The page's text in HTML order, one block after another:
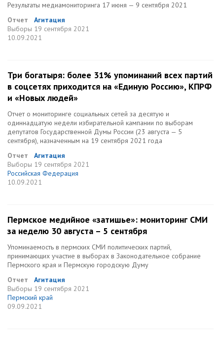
Результаты медиамониторинга 17 июня — 9 сентября 2021
Отчет
Агитация
Выборы 19 сентября 2021
10.09.2021
Три богатыря: более 31% упоминаний всех партий
в соцсетях приходится на «Единую Россию», КПРФ
и «Новых людей»
Отчет о мониторинге социальных сетей за десятую и
одиннадцатую недели избирательной кампании по выборам
депутатов Государственной Думы России (23 августа — 5
сентября), назначенным на 19 сентября 2021 года
Отчет
Агитация
Выборы 19 сентября 2021
Российская Федерация
10.09.2021
Пермское медийное «затишье»: мониторинг СМИ
за неделю 30 августа – 5 сентября
Упоминаемость в пермских СМИ политических партий,
принимающих участие в выборах в Законодательное собрание
Пермского края и Пермскую городскую Думу
Отчет
Агитация
Выборы 19 сентября 2021
Пермский край
09.09.2021